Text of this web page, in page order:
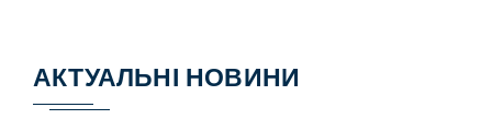
АКТУАЛЬНІ НОВИНИ